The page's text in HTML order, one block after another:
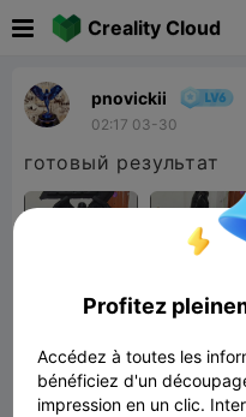
Creality Cloud
pnovickii
02:17 03-30
готовый результат

солдат удачи Z
Lier un modèle
Profitez
Accédez à toutes les
bénéficiez d'un
impression en un clic.